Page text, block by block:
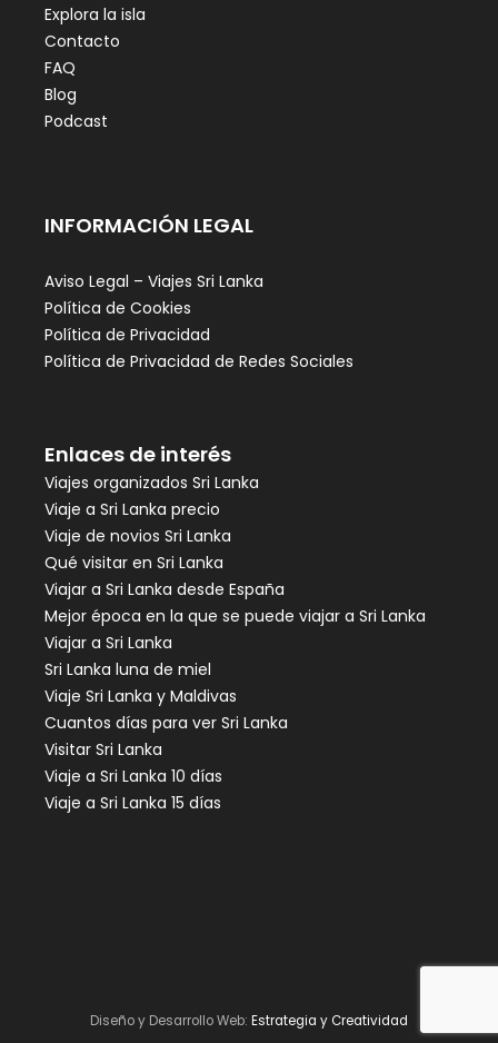
Explora la isla
Contacto
FAQ
Blog
Podcast
INFORMACIÓN LEGAL
Aviso Legal – Viajes Sri Lanka
Política de Cookies
Política de Privacidad
Política de Privacidad de Redes Sociales
Enlaces de interés
Viajes organizados Sri Lanka
Viaje a Sri Lanka precio
Viaje de novios Sri Lanka
Qué visitar en Sri Lanka
Viajar a Sri Lanka desde España
Mejor época en la que se puede viajar a Sri Lanka
Viajar a Sri Lanka
Sri Lanka luna de miel
Viaje Sri Lanka y Maldivas
Cuantos días para ver Sri Lanka
Visitar Sri Lanka
Viaje a Sri Lanka 10 días
Viaje a Sri Lanka 15 días
Diseño y Desarrollo Web: Estrategia y Creatividad